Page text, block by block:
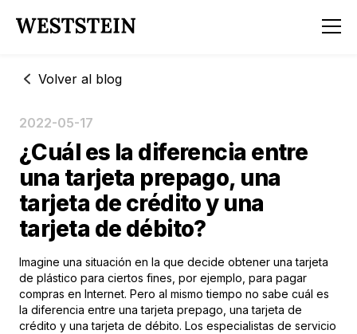
Volver al blog
2022-05-17
¿Cuál es la diferencia entre
una tarjeta prepago, una
tarjeta de crédito y una
tarjeta de débito?
Imagine una situación en la que decide obtener una tarjeta
de plástico para ciertos fines, por ejemplo, para pagar
compras en Internet. Pero al mismo tiempo no sabe cuál es
la diferencia entre una tarjeta prepago, una tarjeta de
crédito y una tarjeta de débito. Los especialistas de servicio